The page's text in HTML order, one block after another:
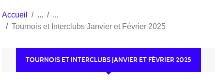
Accueil
Tournois et Interclubs Janvier et Février 2025
TOURNOIS ET INTERCLUBS JANVIER ET FÉVRIER 2025